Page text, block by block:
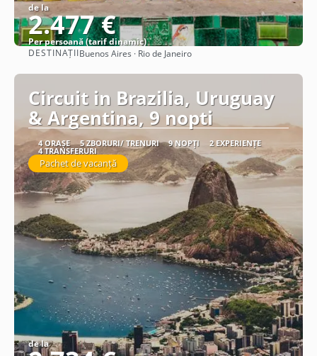
de la
2.477 €
Per persoană (tarif dinamic)
Vezi detalii
DESTINAȚIIBuenos Aires · Rio de Janeiro
Circuit in Brazilia, Uruguay
& Argentina, 9 nopti
4 ORAȘE 5 ZBORURI/ TRENURI 9 NOPȚI 2 EXPERIENȚE
4 TRANSFERURI
Pachet de vacanță
de la